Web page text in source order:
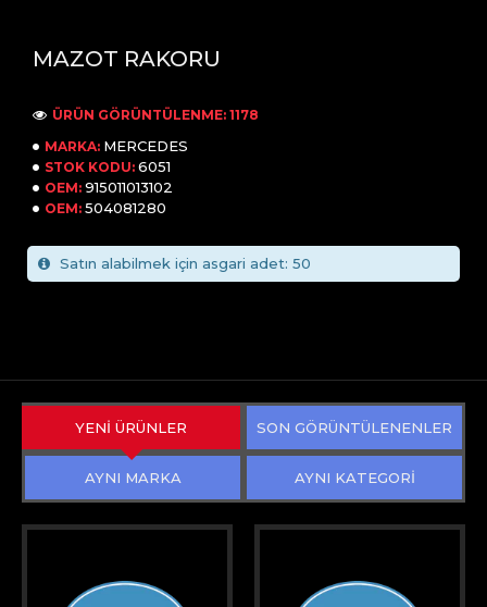
MAZOT RAKORU
MARKA: MERCEDES
STOK KODU: 6051
OEM: 915011013102
OEM: 504081280
ÜRÜN GÖRÜNTÜLENME: 1178
Satın alabilmek için asgari adet: 50
YENİ ÜRÜNLER SON GÖRÜNTÜLENENLER
AYNI MARKA AYNI KATEGORİ